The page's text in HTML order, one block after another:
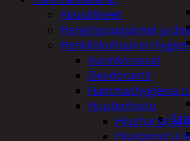
Apuvälineet
Hengityssuojaimet ja
Henkilökohtainen
Aurinkorasvat
Deodorantit
Hammashygienia
Hiustenhoito
Hiusharjat ja
Hiuspinnit ja